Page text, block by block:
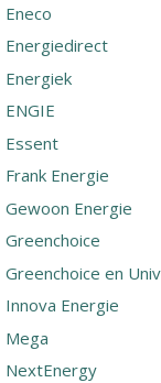
Eneco
Energiedirect
Energiek
ENGIE
Essent
Frank Energie
Gewoon Energie
Greenchoice
Greenchoice en
Innova Energie
Mega
NextEnergy